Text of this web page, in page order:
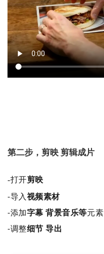
第二步，剪映 剪辑成片
-打开剪映
-导入视频素材
-添加字幕 背景音乐等元素
-调整细节 导出